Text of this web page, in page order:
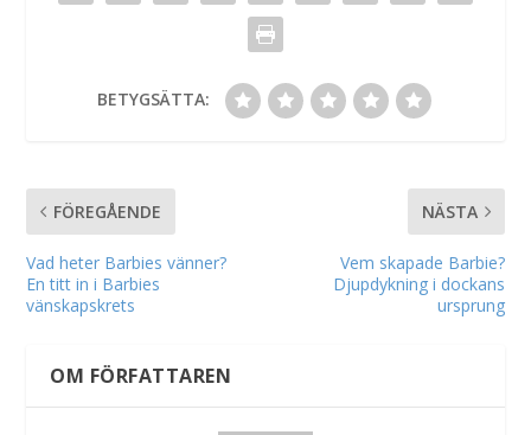
BETYGSÄTTA:
FÖREGÅENDE
Vad heter Barbies vänner?
En titt in i Barbies
vänskapskrets
NÄSTA
Vem skapade Barbie?
Djupdykning i dockans
ursprung
OM FÖRFATTAREN